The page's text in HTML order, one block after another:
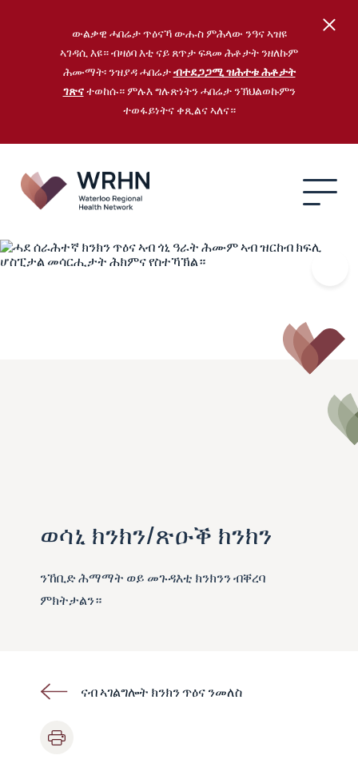
ውልቃዊ ሓበሬታ ጥዕናኻ ውሑስ ምሕላው ንዓና ኣዝዩ
ኣገዳሲ እዩ። ብዛዕባ እቲ ናይ ጸጥታ ፍጻመ ሕቶታት ንዘለኩም
ሕሙማት፡ ንዝያዳ ሓበሬታብተደጋጋሚ ዝሕተቱ ሕቶታት
ገጽናተወከሱ። ምሉእ ግሉጽነትን ሓበሬታ ንኽህልወኩምን
ተወፋይነትና ቀጺልና ኣለና።
ወሳኒ ክንክን/ጽዑቕ ክንክን
ንኸቢድ ሕማማት ወይ መጉዳእቲ ክንክንን ብቐረባ
ምክትታልን።
ናብ ኣገልግሎት ክንክን ጥዕና ንመለስ